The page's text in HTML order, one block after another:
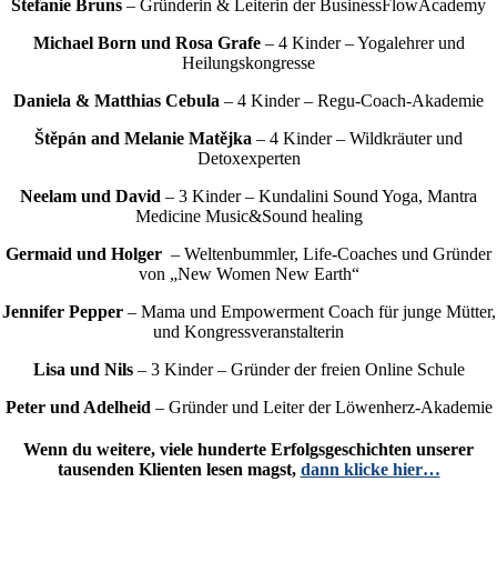
Stefanie Bruns – Gründerin & Leiterin der BusinessFlowAcademy
Michael Born und Rosa Grafe– 4 Kinder – Yogalehrer und
Heilungskongresse
Daniela & Matthias Cebula – 4 Kinder – Regu-Coach-Akademie
Štěpán and Melanie Matějka – 4 Kinder – Wildkräuter und
Detoxexperten
Neelam und David – 3 Kinder – Kundalini Sound Yoga, Mantra
Medicine Music&Sound healing
Germaid und Holger – Weltenbummler, Life-Coaches und Gründer
von „New Women New Earth“
Jennifer Pepper– Mama und Empowerment Coach für junge Mütter,
und Kongressveranstalterin
Lisa und Nils– 3 Kinder – Gründer der freien Online Schule
Peter und Adelheid – Gründer und Leiter der Löwenherz-Akademie
Wenn du weitere, viele hunderte Erfolgsgeschichten unserer
tausenden Klienten lesen magst, dann klicke hier…